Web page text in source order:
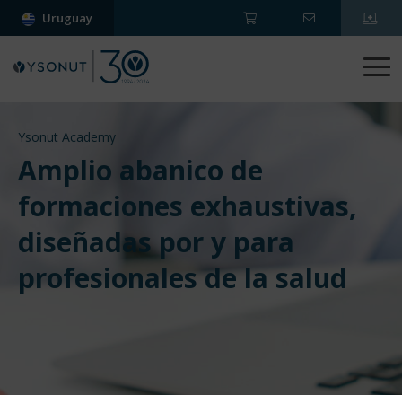
Uruguay
Ysonut Academy
Amplio abanico de
formaciones exhaustivas,
diseñadas por y para
profesionales de la salud